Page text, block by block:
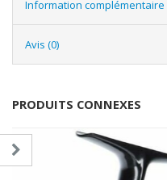
Information complémentaire
Avis (0)
PRODUITS CONNEXES